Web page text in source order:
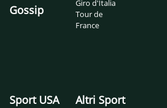
Gossip
Giro d'Italia
Tour de
France
Sport USA Altri Sport